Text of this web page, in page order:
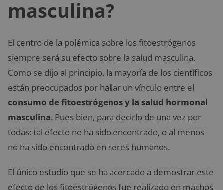
masculina?
El centro de la polémica sobre los fitoestrógenos
siempre será su efecto sobre la salud masculina.
Como se dijo al principio, la mayoría de los científicos
están preocupados por hallar un vínculo entre el
consumo de fitoestrógenos y la salud hormonal
masculina. Pues bien, para decirlo de una vez por
todas: tal efecto no ha sido encontrado, o al menos
no ha sido encontrado en seres humanos.
El único estudio que se ha acercado a demostrar este
efecto de los fitoestrógenos fue realizado en machos